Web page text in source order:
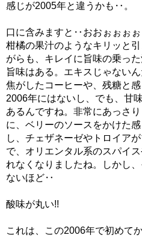
感じが2005年と違うかも‥。
口に含みますと‥おおぉぉぉぉ
柑橘の果汁のようなキリッと
がらも、キレイに旨味の乗っ
旨味はある。エキスじゃない
焦がしたコーヒーや、残糖と
2006年にはないし、でも、甘
あるんですね。非常にあっさ
に、ベリーのソースをかけた
し、チェザネーゼやトロイア
で、オリエンタル系のスパイ
れなくなりましたね。しかし
ないほど‥
酸味が丸い!!
これは、この2006年で初めて